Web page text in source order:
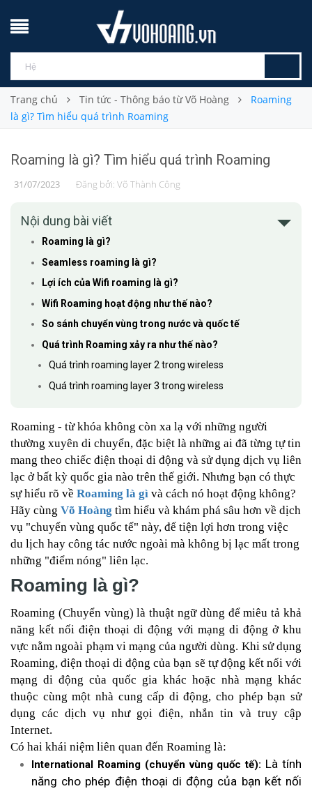
Trang chủ Tin tức - Thông báo từ Võ Hoàng
Roaming
là gì? Tìm hiểu quá trình Roaming
Roaming là gì? Tìm hiểu quá trình Roaming
31/07/2023 Đăng bởi: Võ Thành Công
Nội dung bài viết
Roaming là gì?
Seamless roaming là gì?
Lợi ích của Wifi roaming là gì?
Wifi Roaming hoạt động như thế nào?
So sánh chuyển vùng trong nước và quốc tế
Quá trình Roaming xảy ra như thế nào?
Quá trình roaming layer 2 trong wireless
Quá trình roaming layer 3 trong wireless
Roaming - từ khóa không còn xa lạ với những người
thường xuyên di chuyển, đặc biệt là những ai đã từng tự tin
mang theo chiếc điện thoại di động và sử dụng dịch vụ liên
lạc ở bất kỳ quốc gia nào trên thế giới. Nhưng bạn có thực
sự hiểu rõ về Roaming là gì và cách nó hoạt động không?
Hãy cùng Võ Hoàng tìm hiểu và khám phá sâu hơn về dịch
vụ "chuyển vùng quốc tế" này, để tiện lợi hơn trong việc
du lịch hay công tác nước ngoài mà không bị lạc mất trong
những "điểm nóng" liên lạc.
Roaming là gì?
Roaming (Chuyển vùng) là thuật ngữ dùng để miêu tả khả
năng kết nối điện thoại di động với mạng di động ở khu
vực nằm ngoài phạm vi mạng của người dùng. Khi sử dụng
Roaming, điện thoại di động của bạn sẽ tự động kết nối với
mạng di động của quốc gia khác hoặc nhà mạng khác
thuộc cùng một nhà cung cấp di động, cho phép bạn sử
dụng các dịch vụ như gọi điện, nhắn tin và truy cập
Internet.
Có hai khái niệm liên quan đến Roaming là:
International Roaming (chuyển vùng quốc tế): Là tính
năng cho phép điện thoại di động của bạn kết nối